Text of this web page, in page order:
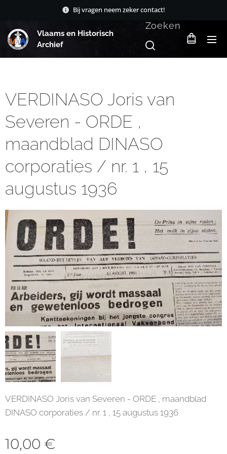
Bij vragen neem zeker contact!
Vlaams en Historisch
Archief
Zoeken
VERDINASO Joris van
Severen - ORDE ,
maandblad DINASO
corporaties / nr. 1 , 15
augustus 1936
VERDINASO Joris van Severen - ORDE , maandblad
DINASO corporaties / nr. 1 , 15 augustus 1936
10,00 €